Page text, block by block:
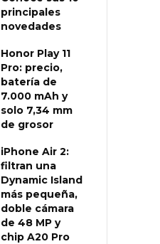
principales
novedades
Honor Play 11
Pro: precio,
batería de
7.000 mAh y
solo 7,34 mm
de grosor
iPhone Air 2:
filtran una
Dynamic Island
más pequeña,
doble cámara
de 48 MP y
chip A20 Pro